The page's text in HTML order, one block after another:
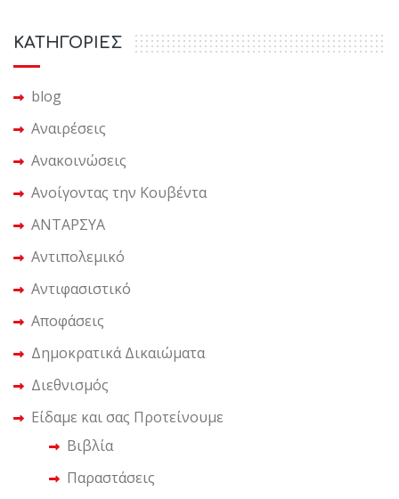
KΑΤΗΓΟΡΙΕΣ
blog
Αναιρέσεις
Ανακοινώσεις
Ανοίγοντας την Κουβέντα
ΑΝΤΑΡΣΥΑ
Αντιπολεμικό
Αντιφασιστικό
Αποφάσεις
Δημοκρατικά Δικαιώματα
Διεθνισμός
Είδαμε και σας Προτείνουμε
Βιβλία
Παραστάσεις